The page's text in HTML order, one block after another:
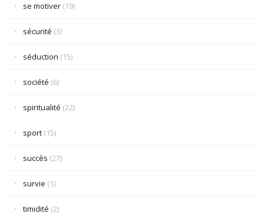
se motiver (19)
sécurité (3)
séduction (15)
société (6)
spiritualité (22)
sport (15)
succès (27)
survie (1)
timidité (2)